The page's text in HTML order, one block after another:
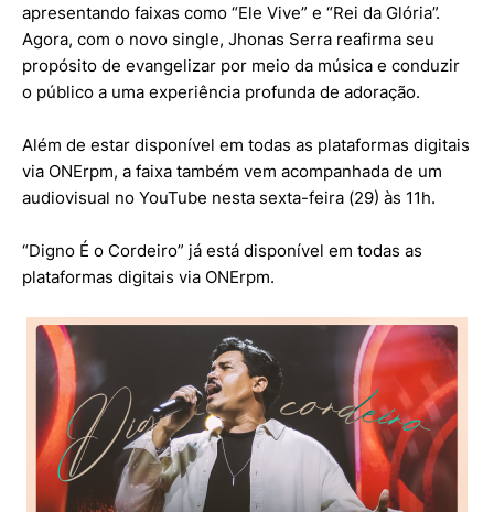
apresentando faixas como “Ele Vive” e “Rei da Glória”.
Agora, com o novo single, Jhonas Serra reafirma seu
propósito de evangelizar por meio da música e conduzir
o público a uma experiência profunda de adoração.
Além de estar disponível em todas as plataformas digitais
via ONErpm, a faixa também vem acompanhada de um
audiovisual no YouTube nesta sexta-feira (29) às 11h.
“Digno É o Cordeiro” já está disponível em todas as
plataformas digitais via ONErpm.